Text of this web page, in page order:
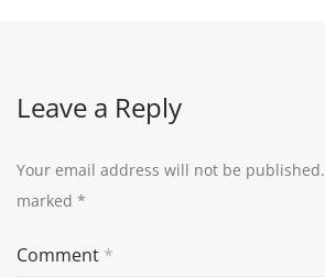
Leave a Reply
Your email address will not be published.
marked *
Comment *